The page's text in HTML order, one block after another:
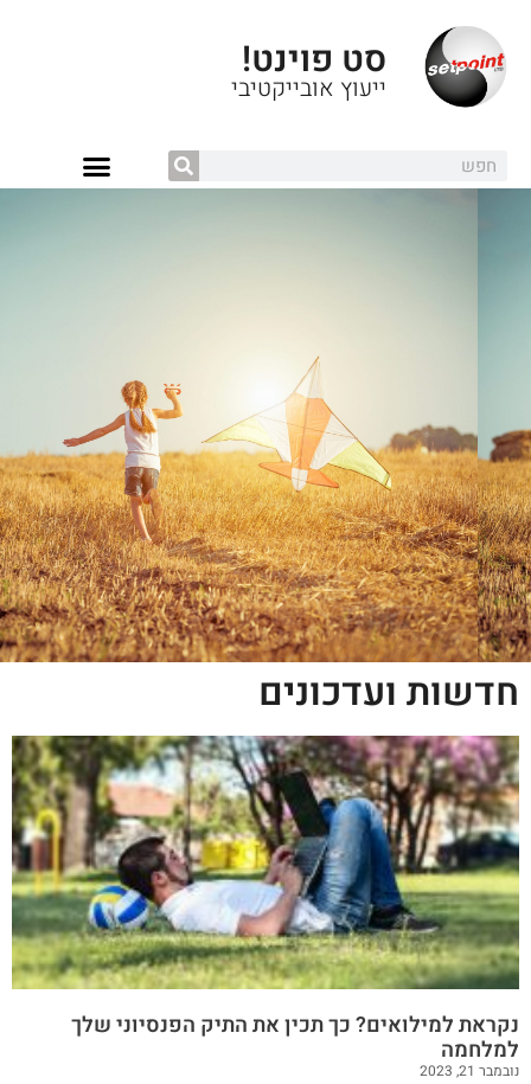
סט פוינט!
ייעוץ אובייקטיבי
חדשות ועדכונים
נקראת למילואים? כך תכין את התיק הפנסיוני שלך
למלחמה
נובמבר 21, 2023